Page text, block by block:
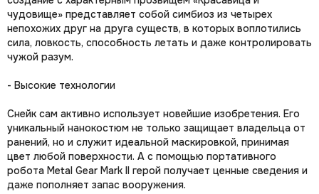
чудовище» представляет собой симбиоз из четырех
непохожих друг на друга существ, в которых воплотились
сила, ловкость, способность летать и даже контролировать
чужой разум.
- Высокие технологии
Снейк сам активно использует новейшие изобретения. Его
уникальный нанокостюм не только защищает владельца от
ранений, но и служит идеальной маскировкой, принимая
цвет любой поверхности. А с помощью портативного
робота Metal Gear Mark II герой получает ценные сведения и
даже пополняет запас вооружения.